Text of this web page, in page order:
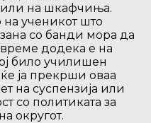
или на шкафчиња.
на ученикот што
со банди мора да
додека е на
било училишен
ја прекрши оваа
на суспензија или
со политиката за
округот.